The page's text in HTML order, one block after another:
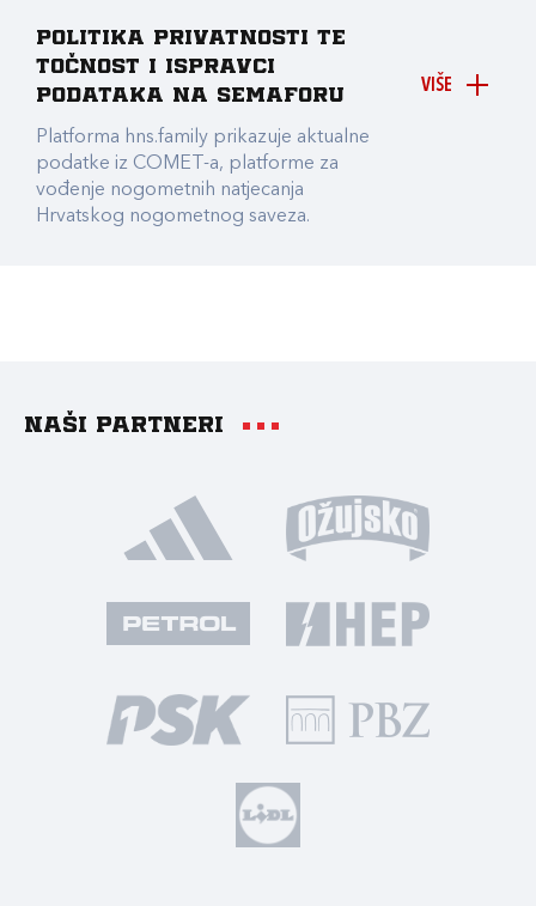
VIŠE
Politika privatnosti te
točnost i ispravci
podataka na Semaforu
Platforma hns.family prikazuje aktualne
podatke iz COMET-a, platforme za
vođenje nogometnih natjecanja
Hrvatskog nogometnog saveza.
Naši partneri